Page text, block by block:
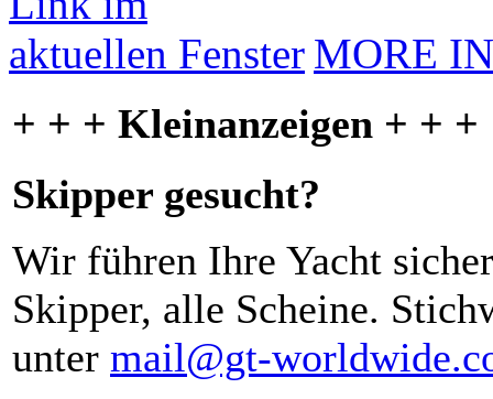
MORE
+ + + Kleinanzeigen + + +
Skipper gesucht?
Wir führen Ihre Yacht
Skipper, alle Scheine.
unter mail@gt-